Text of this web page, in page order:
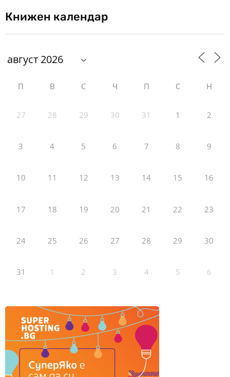
Книжен календар
П В С Ч П С Н
27 28 29 30 31 1 2
3 4 5 6 7 8 9
10 11 12 13 14 15 16
17 18 19 20 21 22 23
24 25 26 27 28 29 30
31 1 2 3 4 5 6